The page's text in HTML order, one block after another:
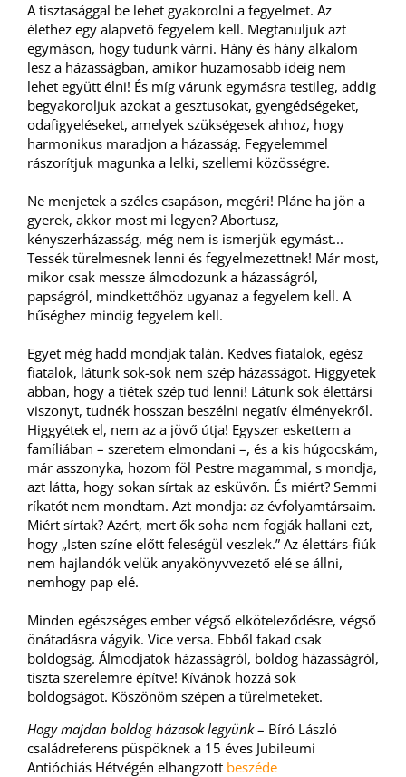
A tisztasággal be lehet gyakorolni a fegyelmet. Az
élethez egy alapvető fegyelem kell. Megtanuljuk azt
egymáson, hogy tudunk várni. Hány és hány alkalom
lesz a házasságban, amikor huzamosabb ideig nem
lehet együtt élni! És míg várunk egymásra testileg, addig
begyakoroljuk azokat a gesztusokat, gyengédségeket,
odafigyeléseket, amelyek szükségesek ahhoz, hogy
harmonikus maradjon a házasság. Fegyelemmel
rászorítjuk magunka a lelki, szellemi közösségre.
Ne menjetek a széles csapáson, megéri! Pláne ha jön a
gyerek, akkor most mi legyen? Abortusz,
kényszerházasság, még nem is ismerjük egymást...
Tessék türelmesnek lenni és fegyelmezettnek! Már most,
mikor csak messze álmodozunk a házasságról,
papságról, mindkettőhöz ugyanaz a fegyelem kell. A
hűséghez mindig fegyelem kell.
Egyet még hadd mondjak talán. Kedves fiatalok, egész
fiatalok, látunk sok-sok nem szép házasságot. Higgyetek
abban, hogy a tiétek szép tud lenni! Látunk sok élettársi
viszonyt, tudnék hosszan beszélni negatív élményekről.
Higgyétek el, nem az a jövő útja! Egyszer eskettem a
famíliában – szeretem elmondani –, és a kis húgocskám,
már asszonyka, hozom föl Pestre magammal, s mondja,
azt látta, hogy sokan sírtak az esküvőn. És miért? Semmi
ríkatót nem mondtam. Azt mondja: az évfolyamtársaim.
Miért sírtak? Azért, mert ők soha nem fogják hallani ezt,
hogy „Isten színe előtt feleségül veszlek.” Az élettárs-fiúk
nem hajlandók velük anyakönyvvezető elé se állni,
nemhogy pap elé.
Minden egészséges ember végső elköteleződésre, végső
önátadásra vágyik. Vice versa. Ebből fakad csak
boldogság. Álmodjatok házasságról, boldog házasságról,
tiszta szerelemre építve! Kívánok hozzá sok
boldogságot. Köszönöm szépen a türelmeteket.
Hogy majdan boldog házasok legyünk– Bíró László
családreferens püspöknek a 15 éves Jubileumi
Antióchiás Hétvégén elhangzott beszéde